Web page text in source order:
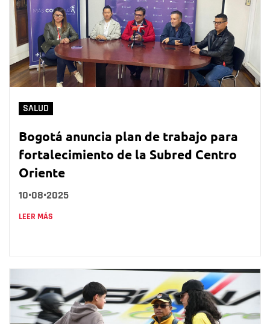
SALUD
Bogotá anuncia plan de trabajo para
fortalecimiento de la Subred Centro
Oriente
10•08•2025
LEER MÁS